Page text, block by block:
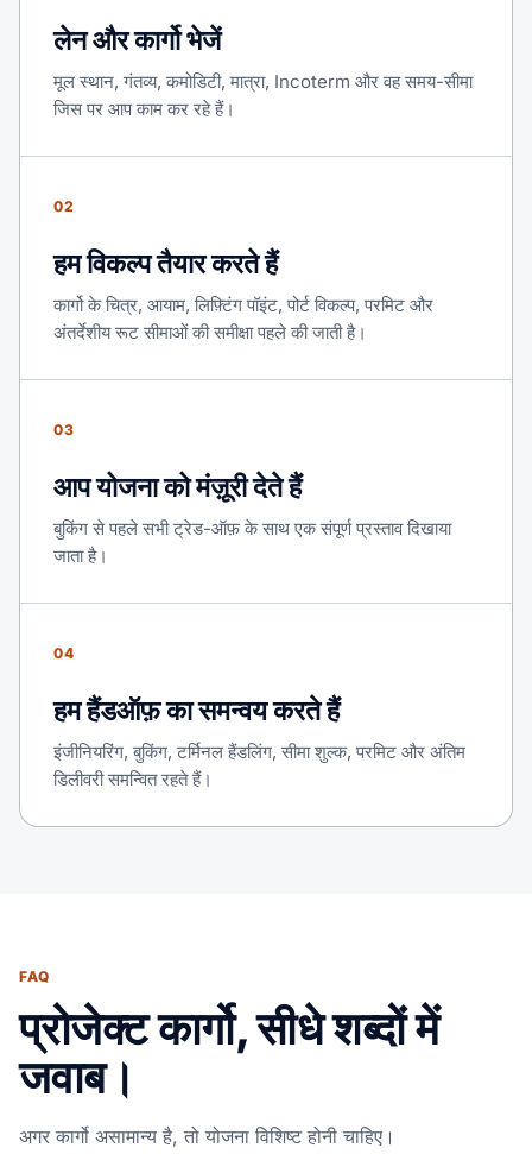
लेन और कार्गो भेजें
मूल स्थान, गंतव्य, कमोडिटी, मात्रा, Incoterm और वह समय-सीमा
जिस पर आप काम कर रहे हैं।
02
हम विकल्प तैयार करते हैं
कार्गो के चित्र, आयाम, लिफ़्टिंग पॉइंट, पोर्ट विकल्प, परमिट और
अंतर्देशीय रूट सीमाओं की समीक्षा पहले की जाती है।
03
आप योजना को मंज़ूरी देते हैं
बुकिंग से पहले सभी ट्रेड-ऑफ़ के साथ एक संपूर्ण प्रस्ताव दिखाया
जाता है।
04
हम हैंडऑफ़ का समन्वय करते हैं
इंजीनियरिंग, बुकिंग, टर्मिनल हैंडलिंग, सीमा शुल्क, परमिट और अंतिम
डिलीवरी समन्वित रहते हैं।
FAQ
प्रोजेक्ट कार्गो, सीधे शब्दों में
जवाब।
अगर कार्गो असामान्य है, तो योजना विशिष्ट होनी चाहिए।